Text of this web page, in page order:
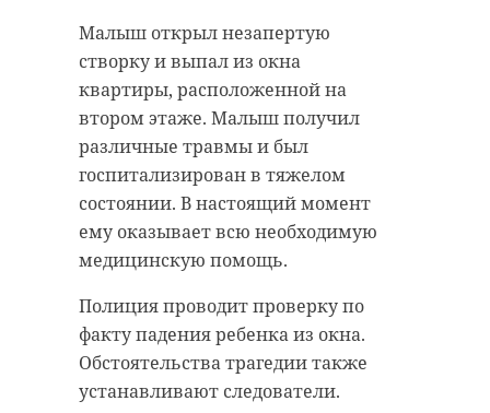
Малыш открыл незапертую
створку и выпал из окна
квартиры, расположенной на
втором этаже. Малыш получил
различные травмы и был
госпитализирован в тяжелом
состоянии. В настоящий момент
ему оказывает всю необходимую
медицинскую помощь.
Полиция проводит проверку по
факту падения ребенка из окна.
Обстоятельства трагедии также
устанавливают следователи.
занимая лидирующие позиции в
сфере искусственного интеллекта
и других передовых разработках.
Сенатор РФ от Ленобласти также
отметил практическую
направленность деятельности
БРИКС. «Государства объединения
не занимаются отвлеченной
делают то, что еще вчера казалось
невозможным», - подчеркнул
Сергей Перминов.
в составе группировки войск
«Север», занимается массовым
производством, модернизацией и
разработкой новых модификаций
БПЛА. За время работы он передал
на фронт около 10 тысяч боевых
«птичек».
Научно-технический центр
поддержке фонда «Ленинградский
рубеж». В планах - дальнейшее
совершенствование производства
беспилотных летательных